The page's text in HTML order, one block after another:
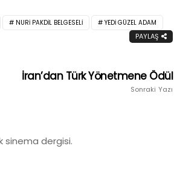
NURI PAKDIL BELGESELI YEDI GÜZEL ADAM
PAYLAŞ
İran’dan Türk Yönetmene Ödül
Sonraki Yazı
sinema dergisi.